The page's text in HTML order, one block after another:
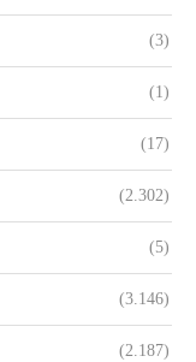
(3)
(1)
(17)
(2.302)
(5)
(3.146)
(2.187)